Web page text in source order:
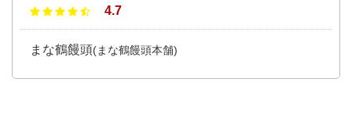
4.7
まな鶴饅頭(まな鶴饅頭本舗)